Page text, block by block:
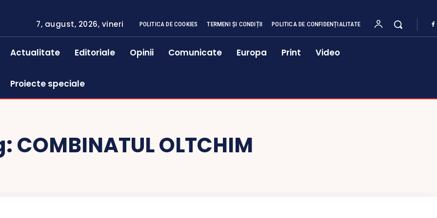
7, august, 2026, vineri POLITICA DE COOKIES TERMENI ȘI CONDIȚII POLITICA DE CONFIDENȚIALITATE
Actualitate Editoriale Opinii Comunicate Europa Print Video
Proiecte speciale
COMBINATUL OLTCHIM